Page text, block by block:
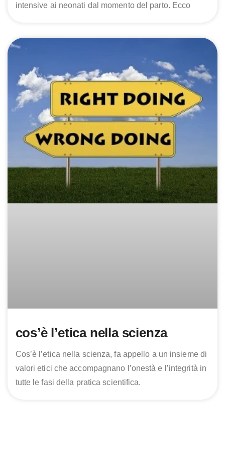
intensive ai neonati dal momento del parto. Ecco
cos’è l’etica nella scienza
Cos’è l’etica nella scienza, fa appello a un insieme di
valori etici che accompagnano l’onestà e l’integrità in
tutte le fasi della pratica scientifica.